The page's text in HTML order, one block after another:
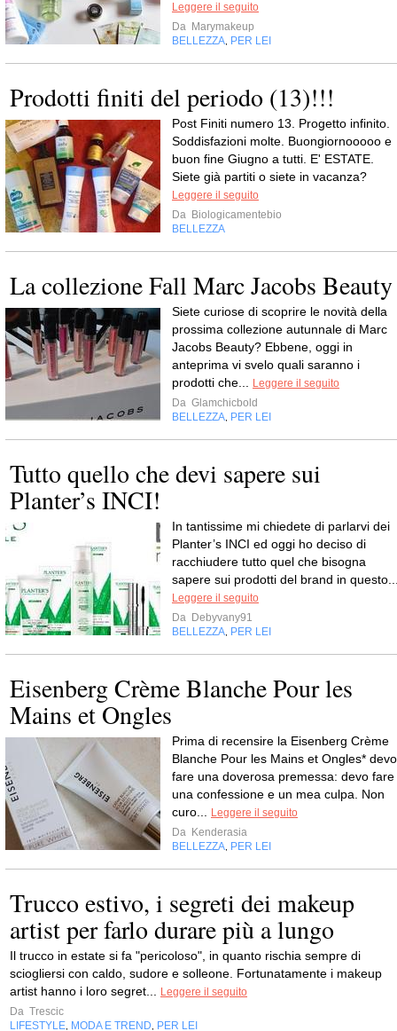
Leggere il seguito
Da Marymakeup
BELLEZZA PER LEI
Prodotti finiti del periodo (13)!!!
Post Finiti numero 13. Progetto infinito.
Soddisfazioni molte. Buongiornooooo e
buon fine Giugno a tutti. E' ESTATE.
Siete già partiti o siete in vacanza?
Leggere il seguito
Da Biologicamentebio
BELLEZZA
La collezione Fall Marc Jacobs Beauty
Siete curiose di scoprire le novità della
prossima collezione autunnale di Marc
Jacobs Beauty? Ebbene, oggi in
anteprima vi svelo quali saranno i
prodotti che...
Leggere il seguito
Da Glamchicbold
BELLEZZA PER LEI
Tutto quello che devi sapere sui
Planter’s INCI!
In tantissime mi chiedete di parlarvi dei
Planter’s INCI ed oggi ho deciso di
racchiudere tutto quel che bisogna
sapere sui prodotti del brand in
Leggere il seguito
Da Debyvany91
BELLEZZA PER LEI
Eisenberg Crème Blanche Pour les
Mains et Ongles
Prima di recensire la Eisenberg Crème
Blanche Pour les Mains et Ongles* devo
fare una doverosa premessa: devo fare
una confessione e un mea culpa. Non
curo...
Leggere il seguito
Da Kenderasia
BELLEZZA PER LEI
Trucco estivo, i segreti dei makeup
artist per farlo durare più a lungo
Il trucco in estate si fa "pericoloso", in quanto rischia sempre di
sciogliersi con caldo, sudore e solleone. Fortunatamente i makeup
artist hanno i loro segret...
Leggere il seguito
Da Trescic
LIFESTYLE MODA E TREND PER LEI